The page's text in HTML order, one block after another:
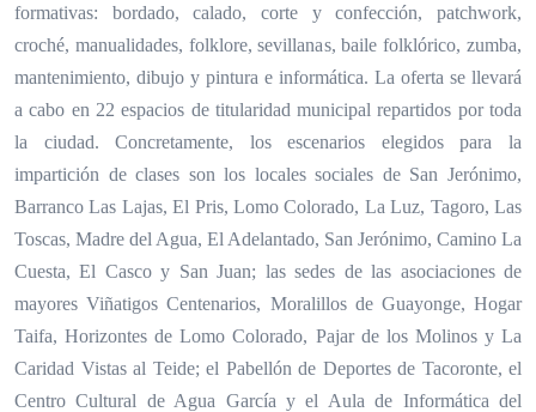
formativas: bordado, calado, corte y confección, patchwork,
croché, manualidades, folklore, sevillanas, baile folklórico, zumba,
mantenimiento, dibujo y pintura e informática. La oferta se llevará
a cabo en 22 espacios de titularidad municipal repartidos por toda
la ciudad. Concretamente, los escenarios elegidos para la
impartición de clases son los locales sociales de San Jerónimo,
Barranco Las Lajas, El Pris, Lomo Colorado, La Luz, Tagoro, Las
Toscas, Madre del Agua, El Adelantado, San Jerónimo, Camino La
Cuesta, El Casco y San Juan; las sedes de las asociaciones de
mayores Viñatigos Centenarios, Moralillos de Guayonge, Hogar
Taifa, Horizontes de Lomo Colorado, Pajar de los Molinos y La
Caridad Vistas al Teide; el Pabellón de Deportes de Tacoronte, el
Centro Cultural de Agua García y el Aula de Informática del